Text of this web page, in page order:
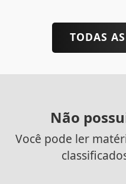
TODAS
Não
Você pode ler